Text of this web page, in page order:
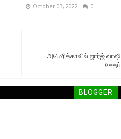
October 03, 2022 0
அமெரிக்காவில் ஜார்ஜ்
BLOGGER